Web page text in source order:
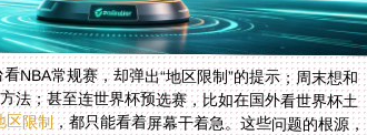
NBA常规赛，却弹出“地区限制”的提示；周末想和
法；甚至连世界杯预选赛，比如在国外看世界杯土
区限制，都只能看着屏幕干着急。这些问题的根源，
其实是国内体育平台的版权协议仅覆盖中国大陆地区，海外IP无法访问。别担心，这篇指南会教你如何用回国加速器突破